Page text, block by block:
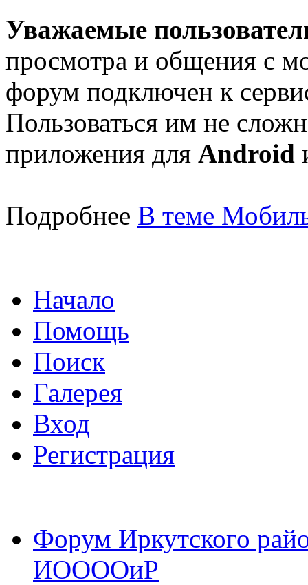
Уважаемые
просмотра и общения с
форум подключен к
Пользоваться им не
приложения для Android
Подробнее В теме
Начало
Помощь
Поиск
Галерея
Вход
Регистрация
Форум Иркутского
ИООООиР